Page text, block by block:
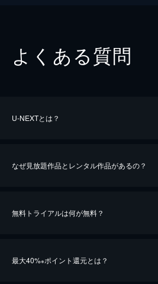
よくある質問
U-NEXTとは？
なぜ見放題作品とレンタル作品があるの？
無料トライアルは何が無料？
最大40%※ポイント還元とは？